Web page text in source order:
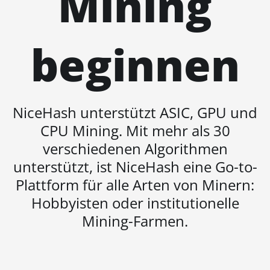
(53Th)
BITMAIN AntMiner S17
Pro (50Th)
S17+
BITMAIN AntMiner S19
BITMAIN AntMiner S19
Pro
BITMAIN AntMiner S19
Pro Hyd. (184Th)
BITMAIN AntMiner S19
beginnen
NiceHash unterstützt ASIC, GPU und
CPU Mining. Mit mehr als 30
verschiedenen Algorithmen
unterstützt, ist NiceHash eine Go-to-
Plattform für alle Arten von Minern:
Hobbyisten oder institutionelle
Mining-Farmen.